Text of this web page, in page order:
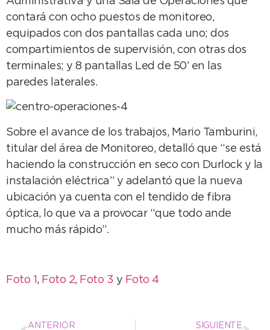
contará con ocho puestos de monitoreo,
equipados con dos pantallas cada uno; dos
compartimientos de supervisión, con otras dos
terminales; y 8 pantallas Led de 50’ en las
paredes laterales.
Sobre el avance de los trabajos, Mario Tamburini,
titular del área de Monitoreo, detalló que “se está
haciendo la construcción en seco con Durlock y la
instalación eléctrica” y adelantó que la nueva
ubicación ya cuenta con el tendido de fibra
óptica, lo que va a provocar “que todo ande
mucho más rápido”.
Foto 1, Foto 2, Foto 3 y Foto 4
ANTERIOR SIGUIENTE